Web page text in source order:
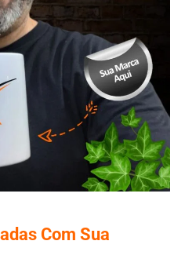
Com Sua